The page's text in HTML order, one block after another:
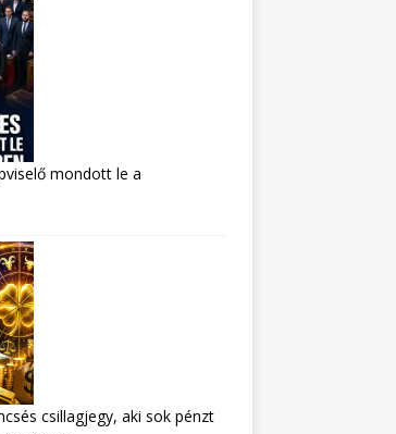
mondott le a
csillagjegy, aki sok pénzt